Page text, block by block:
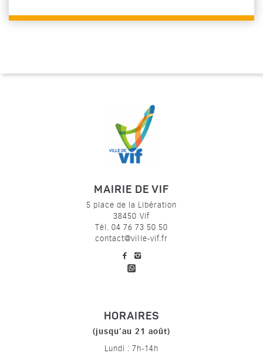
MAIRIE DE VIF
5 place de la Libération
38450 Vif
Tél. 04 76 73 50 50
contact@ville-vif.fr
voir notre page facebook
HORAIRES
(jusqu’au 21 août)
Lundi : 7h-14h